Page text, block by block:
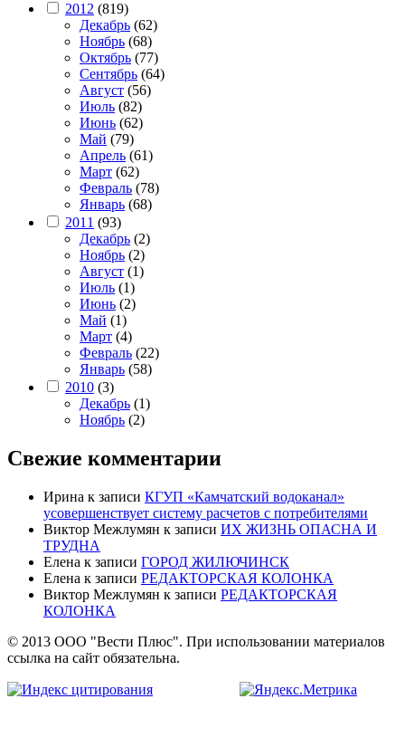
2012 (819)
Декабрь (62)
Ноябрь (68)
Октябрь (77)
Сентябрь (64)
Август (56)
Июль (82)
Июнь (62)
Май (79)
Апрель (61)
Март (62)
Февраль (78)
Январь (68)
2011 (93)
Декабрь (2)
Ноябрь (2)
Август (1)
Июль (1)
Июнь (2)
Май (1)
Март (4)
Февраль (22)
Январь (58)
2010 (3)
Декабрь (1)
Ноябрь (2)
Свежие комментарии
Ирина к записи КГУП «Камчатский водоканал»
усовершенствует систему расчетов с потребителями
Виктор Межлумян к записи ИХ ЖИЗНЬ ОПАСНА И
ТРУДНА
Елена к записи ГОРОД ЖИЛЮЧИНСК
Елена к записи РЕДАКТОРСКАЯ КОЛОНКА
Виктор Межлумян к записи РЕДАКТОРСКАЯ
КОЛОНКА
© 2013 ООО "Вести Плюс". При использовании материалов
ссылка на сайт обязательна.